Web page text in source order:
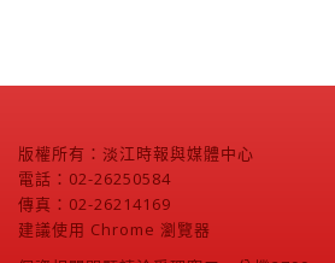
版權所有：淡江時報與媒體中心
電話：02-26250584
傳真：02-26214169
建議使用 Chrome 瀏覽器